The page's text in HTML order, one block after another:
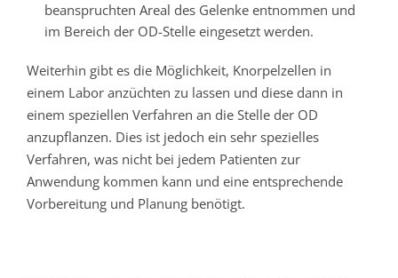
beanspruchten Areal des Gelenke entnommen und
im Bereich der OD-Stelle eingesetzt werden.
Weiterhin gibt es die Möglichkeit, Knorpelzellen in
einem Labor anzüchten zu lassen und diese dann in
einem speziellen Verfahren an die Stelle der OD
anzupflanzen. Dies ist jedoch ein sehr spezielles
Verfahren, was nicht bei jedem Patienten zur
Anwendung kommen kann und eine entsprechende
Vorbereitung und Planung benötigt.